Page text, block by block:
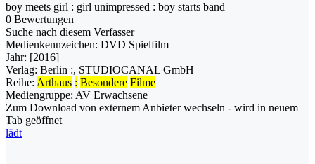
boy meets girl : girl unimpressed : boy starts band
0 Bewertungen
Suche nach diesem Verfasser
Medienkennzeichen: DVD Spielfilm
Jahr: [2016]
Verlag: Berlin :, STUDIOCANAL GmbH
Reihe: Arthaus : Besondere Filme
Mediengruppe: AV Erwachsene
Zum Download von externem Anbieter wechseln - wird in neuem
Tab geöffnet
lädt